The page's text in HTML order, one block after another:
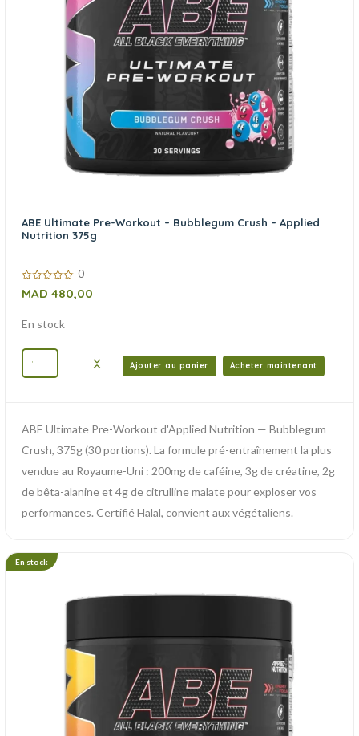
ABE Ultimate Pre-Workout – Bubblegum Crush – Applied
Nutrition 375g
0
sur
0
MAD 480,00
En stock
Ajouter au panier Acheter maintenant
ABE Ultimate Pre-Workout d'Applied Nutrition — Bubblegum
Crush, 375g (30 portions). La formule pré-entraînement la plus
vendue au Royaume-Uni : 200mg de caféine, 3g de créatine, 2g
de bêta-alanine et 4g de citrulline malate pour exploser vos
performances. Certifié Halal, convient aux végétaliens.
En stock